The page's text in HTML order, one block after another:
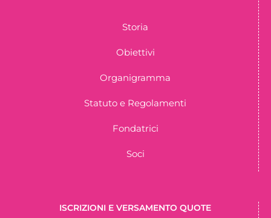
Storia
Obiettivi
Organigramma
Statuto e Regolamenti
Fondatrici
Soci
ISCRIZIONI E VERSAMENTO QUOTE